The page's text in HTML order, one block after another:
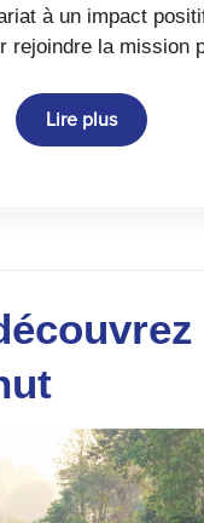
à un impact
rejoindre la mission
Lire plus